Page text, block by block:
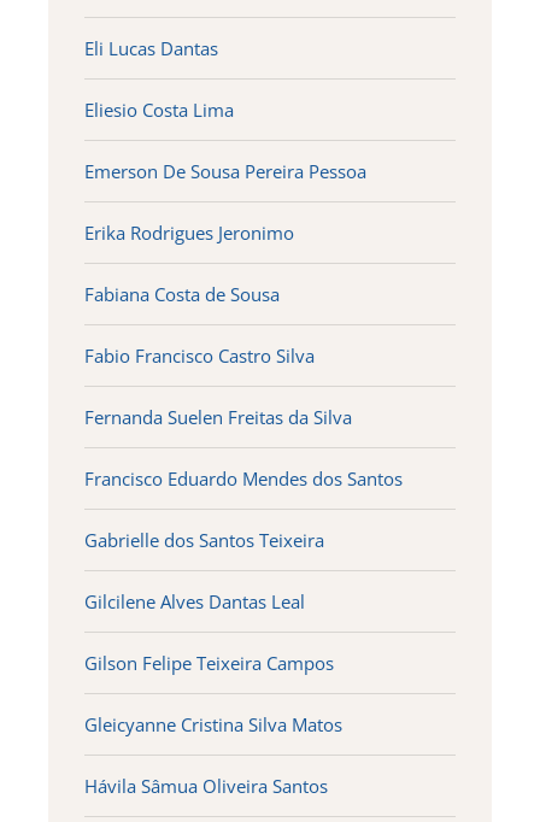
Eli Lucas Dantas
Eliesio Costa Lima
Emerson De Sousa Pereira Pessoa
Erika Rodrigues Jeronimo
Fabiana Costa de Sousa
Fabio Francisco Castro Silva
Fernanda Suelen Freitas da Silva
Francisco Eduardo Mendes dos Santos
Gabrielle dos Santos Teixeira
Gilcilene Alves Dantas Leal
Gilson Felipe Teixeira Campos
Gleicyanne Cristina Silva Matos
Hávila Sâmua Oliveira Santos